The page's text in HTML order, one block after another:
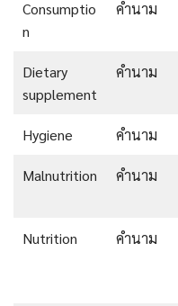
Consumptio
n
คำนาม
Dietary
supplement
คำนาม
Hygiene คำนาม
Malnutrition คำนาม
Nutrition คำนาม